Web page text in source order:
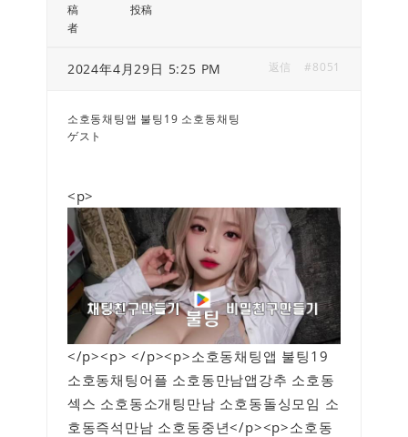
稿
者
投稿
2024年4月29日 5:25 PM #8051
返信
소호동채팅앱 불팅19 소호동채팅
ゲスト
<p>
</p><p> </p><p>소호동채팅앱 불팅19
소호동채팅어플 소호동만남앱강추 소호동
섹스 소호동소개팅만남 소호동돌싱모임 소
호동즉석만남 소호동중년</p><p>소호동